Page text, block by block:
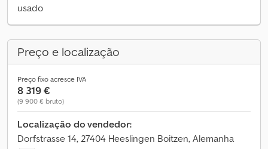
usado
Preço e localização
Preço fixo acresce IVA
8 319 €
(9 900 € bruto)
Localização do vendedor:
Dorfstrasse 14, 27404 Heeslingen Boitzen, Alemanha